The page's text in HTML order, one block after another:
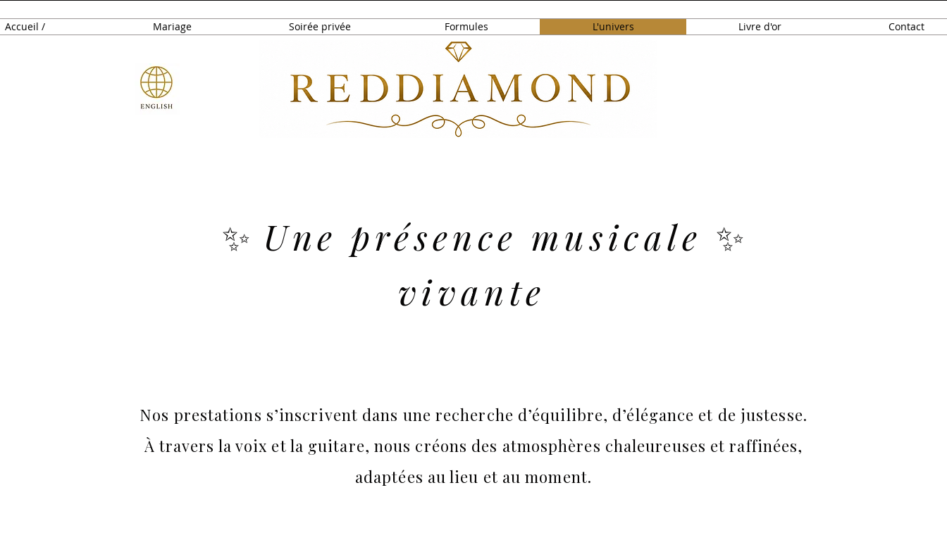
Accueil / Mariage Soirée privée Formules L'univers Livre d'or Contact
✨ Une présence musicale ✨
vivante
Nos prestations s’inscrivent dans une recherche d’équilibre, d’élégance et de justesse.
À travers la voix et la guitare, nous créons des atmosphères chaleureuses et raffinées,
adaptées au lieu et au moment.